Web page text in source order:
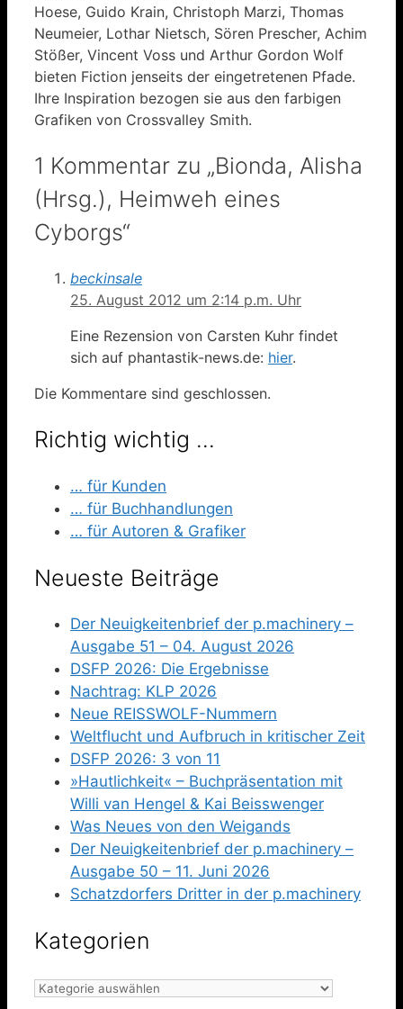
Hoese, Guido Krain, Christoph Marzi, Thomas
Neumeier, Lothar Nietsch, Sören Prescher, Achim
Stößer, Vincent Voss und Arthur Gordon Wolf
bieten Fiction jenseits der eingetretenen Pfade.
Ihre Inspiration bezogen sie aus den farbigen
Grafiken von Crossvalley Smith.
1 Kommentar zu „Bionda, Alisha
(Hrsg.), Heimweh eines
Cyborgs“
beckinsale
25. August 2012 um 2:14 p.m. Uhr
Eine Rezension von Carsten Kuhr findet
sich auf phantastik-news.de: hier.
Die Kommentare sind geschlossen.
Richtig wichtig …
… für Kunden
… für Buchhandlungen
… für Autoren & Grafiker
Neueste Beiträge
Der Neuigkeitenbrief der p.machinery –
Ausgabe 51 – 04. August 2026
DSFP 2026: Die Ergebnisse
Nachtrag: KLP 2026
Neue REISSWOLF-Nummern
Weltflucht und Aufbruch in kritischer Zeit
DSFP 2026: 3 von 11
»Hautlichkeit« – Buchpräsentation mit
Willi van Hengel & Kai Beisswenger
Was Neues von den Weigands
Der Neuigkeitenbrief der p.machinery –
Ausgabe 50 – 11. Juni 2026
Schatzdorfers Dritter in der p.machinery
Kategorien
Kategorien